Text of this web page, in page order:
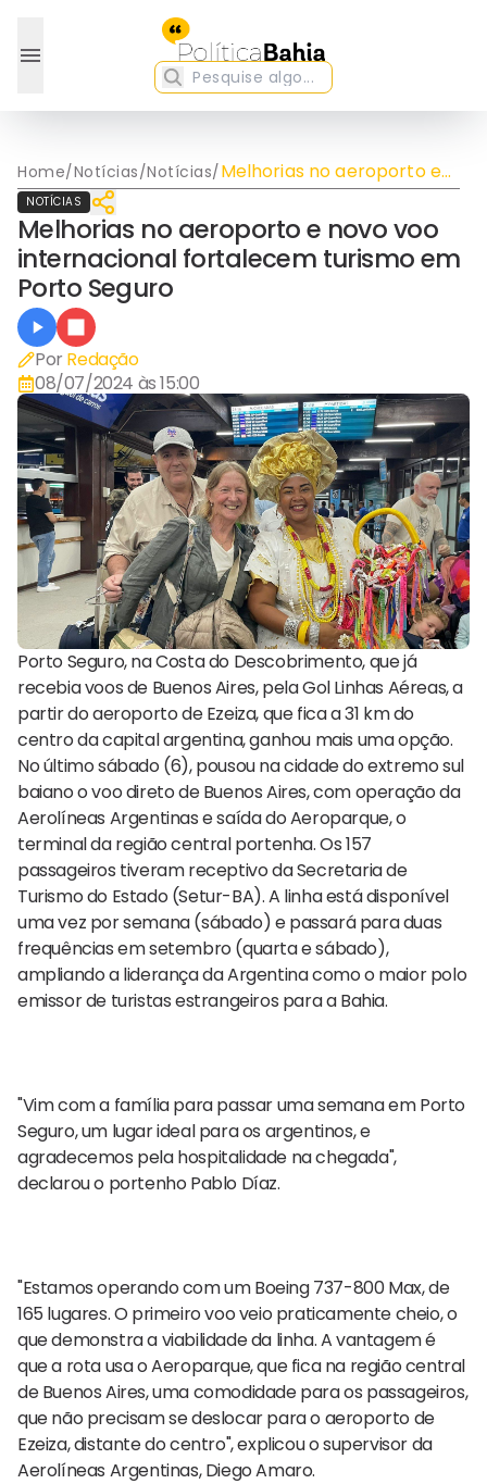
Home/Notícias/Notícias/Melhorias no aeroporto e
novo voo internacional
Porto Seguro
NOTÍCIAS
Melhorias no aeroporto e novo voo
internacional fortalecem turismo em
Porto Seguro
Por Redação
08/07/2024 às 15:00
Porto Seguro, na Costa do Descobrimento, que já
recebia voos de Buenos Aires, pela Gol Linhas Aéreas, a
partir do aeroporto de Ezeiza, que fica a 31 km do
centro da capital argentina, ganhou mais uma opção.
No último sábado (6), pousou na cidade do extremo sul
baiano o voo direto de Buenos Aires, com operação da
Aerolíneas Argentinas e saída do Aeroparque, o
terminal da região central portenha. Os 157
passageiros tiveram receptivo da Secretaria de
Turismo do Estado (Setur-BA). A linha está disponível
uma vez por semana (sábado) e passará para duas
frequências em setembro (quarta e sábado),
ampliando a liderança da Argentina como o maior polo
emissor de turistas estrangeiros para a Bahia.
"Vim com a família para passar uma semana em Porto
Seguro, um lugar ideal para os argentinos, e
agradecemos pela hospitalidade na chegada",
declarou o portenho Pablo Díaz.
"Estamos operando com um Boeing 737-800 Max, de
165 lugares. O primeiro voo veio praticamente cheio, o
que demonstra a viabilidade da linha. A vantagem é
que a rota usa o Aeroparque, que fica na região central
de Buenos Aires, uma comodidade para os passageiros,
que não precisam se deslocar para o aeroporto de
Ezeiza, distante do centro", explicou o supervisor da
Aerolíneas Argentinas, Diego Amaro.